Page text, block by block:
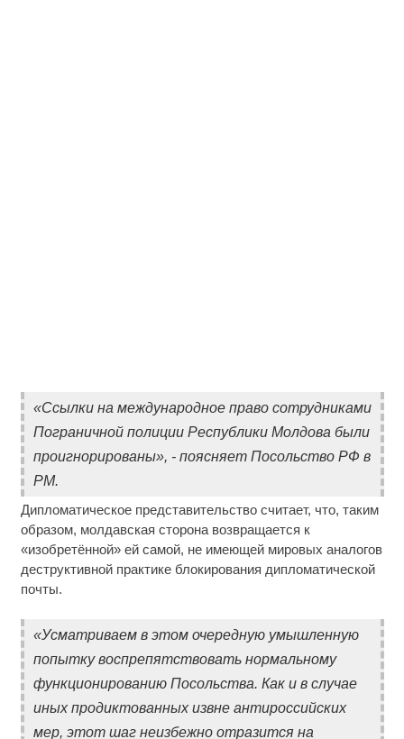
«Ссылки на международное право сотрудниками
Пограничной полиции Республики Молдова были
проигнорированы», - поясняет Посольство РФ в
РМ.
Дипломатическое представительство считает, что, таким
образом, молдавская сторона возвращается к
«изобретённой» ей самой, не имеющей мировых аналогов
деструктивной практике блокирования дипломатической
почты.
«Усматриваем в этом очередную умышленную
попытку воспрепятствовать нормальному
функционированию Посольства. Как и в случае
иных продиктованных извне антироссийских
мер, этот шаг неизбежно отразится на